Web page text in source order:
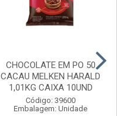
CHOCOLATE EM PO 50
CACAU MELKEN HARALD
1,01KG CAIXA 10UND
Código: 39600
Embalagem: Unidade